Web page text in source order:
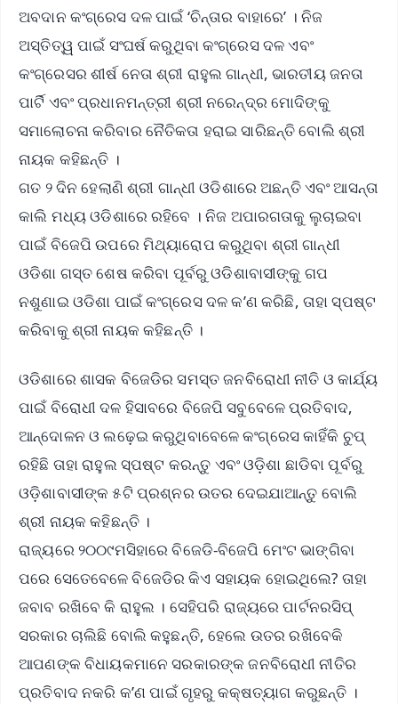
ଅବଦାନ କଂଗ୍ରେସ ଦଳ ପାଇଁ ‘ଚିନ୍ତାର ବାହାରେ’ । ନିଜ
ଅସ୍ତିତ୍ୱ ପାଇଁ ସଂଘର୍ଷ କରୁଥିବା କଂଗ୍ରେସ ଦଳ ଏବଂ
କଂଗ୍ରେସର ଶୀର୍ଷ ନେତା ଶ୍ରୀ ରାହୁଲ ଗାନ୍ଧୀ, ଭାରତୀୟ ଜନତା
ପାର୍ଟି ଏବଂ ପ୍ରଧାନମନ୍ତ୍ରୀ ଶ୍ରୀ ନରେନ୍ଦ୍ର ମୋଦିଙ୍କୁ
ସମାଲୋଚନା କରିବାର ନୈତିକତା ହରାଇ ସାରିଛନ୍ତି ବୋଲି ଶ୍ରୀ
ନାୟକ କହିଛନ୍ତି ।
ଗତ ୨ ଦିନ ହେଲାଣି ଶ୍ରୀ ଗାନ୍ଧୀ ଓଡିଶାରେ ଅଛନ୍ତି ଏବଂ ଆସନ୍ତା
କାଲି ମଧ୍ୟ ଓଡିଶାରେ ରହିବେ । ନିଜ ଅପାରଗତାକୁ ଲୁଚାଇବା
ପାଇଁ ବିଜେପି ଉପରେ ମିଥ୍ୟାରୋପ କରୁଥିବା ଶ୍ରୀ ଗାନ୍ଧୀ
ଓଡିଶା ଗସ୍ତ ଶେଷ କରିବା ପୂର୍ବରୁ ଓଡିଶାବାସୀଙ୍କୁ ଗପ
ନଶୁଣାଇ ଓଡିଶା ପାଇଁ କଂଗ୍ରେସ ଦଳ କ’ଣ କରିଛି, ତାହା ସ୍ପଷ୍ଟ
କରିବାକୁ ଶ୍ରୀ ନାୟକ କହିଛନ୍ତି ।
ଓଡିଶାରେ ଶାସକ ବିଜେଡିର ସମସ୍ତ ଜନବିରୋଧୀ ନୀତି ଓ କାର୍ଯ୍ୟ
ପାଇଁ ବିରୋଧୀ ଦଳ ହିସାବରେ ବିଜେପି ସବୁବେଳେ ପ୍ରତିବାଦ,
ଆନ୍ଦୋଳନ ଓ ଲଢ଼େଇ କରୁଥିବାବେଳେ କଂଗ୍ରେସ କାହିଁକି ଚୁପ୍
ରହିଛି ତାହା ରାହୁଲ ସ୍ପଷ୍ଟ କରନ୍ତୁ ଏବଂ ଓଡ଼ିଶା ଛାଡିବା ପୂର୍ବରୁ
ଓଡ଼ିଶାବାସୀଙ୍କ ୫ଟି ପ୍ରଶ୍ନର ଉତର ଦେଇଯାଆନ୍ତୁ ବୋଲି
ଶ୍ରୀ ନାୟକ କହିଛନ୍ତି ।
ରାଜ୍ୟରେ ୨୦୦୯ମସିହାରେ ବିଜେଡି-ବିଜେପି ମେଂଟ ଭାଙ୍ଗିବା
ପରେ ସେତେବେଳେ ବିଜେଡିର କିଏ ସହାୟକ ହୋଇଥିଲେ? ତାହା
ଜବାବ ରଖିବେ କି ରାହୁଲ । ସେହିପରି ରାଜ୍ୟରେ ପାର୍ଟନରସିପ୍
ସରକାର ଚାଲିଛି ବୋଲି କହୁଛନ୍ତି, ହେଲେ ଉତର ରଖିବେକି
ଆପଣଙ୍କ ବିଧାୟକମାନେ ସରକାରଙ୍କ ଜନବିରୋଧୀ ନୀତିର
ପ୍ରତିବାଦ ନକରି କ’ଣ ପାଇଁ ଗୃହରୁ କକ୍ଷତ୍ୟାଗ କରୁଛନ୍ତି ।